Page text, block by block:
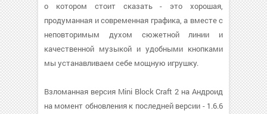
о котором стоит сказать - это хорошая,
продуманная и современная графика, а вместе с
неповторимым духом сюжетной линии и
качественной музыкой и удобными кнопками
мы устанавливаем себе мощную игрушку.
Взломанная версия Mini Block Craft 2 на Андроид
на момент обновления к последней версии - 1.6.6